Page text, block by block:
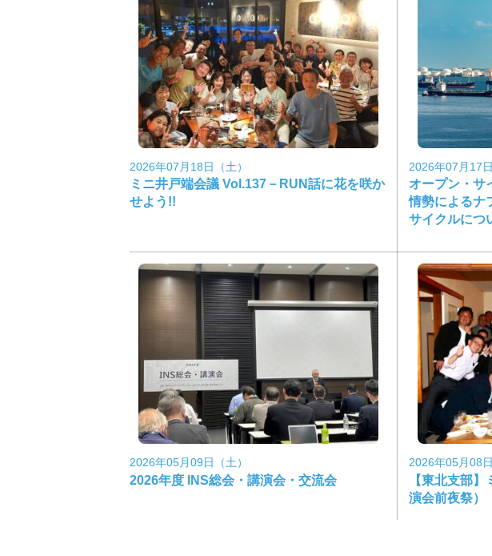
2026年07月18日（土）
ミニ井戸端会議 Vol.137－RUN話に花を咲か
せよう!!
2026年07月17日
オープン・
情勢によるナ
サイクルにつ
2026年05月09日（土）
2026年度 INS総会・講演会・交流会
2026年05月08日
【東北支部
演会前夜祭）